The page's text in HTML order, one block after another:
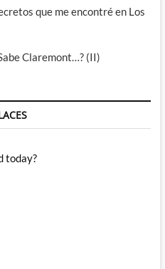
que me encontré en Los
Claremont…? (II)
today?